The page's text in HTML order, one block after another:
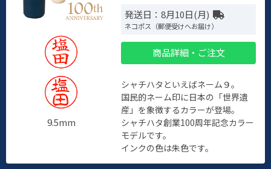
9.5mm
発送日：8月10日(月)
ネコポス（郵便受けへお届け）
商品詳細・ご注文
シャチハタといえばネーム９。
国民的ネーム印に日本の「世界遺
産」を象徴するカラーが登場。
シャチハタ創業100周年記念カラー
モデルです。
インクの色は朱色です。